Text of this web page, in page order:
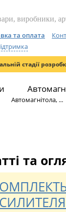
та оплата
стадії
Автомагнітола, ...
та